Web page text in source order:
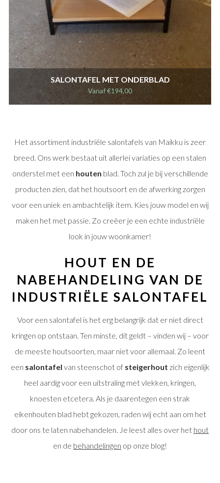
SALONTAFEL MET ONDERBLAD
Vanaf€194,00
Het assortiment industriële salontafels van Maikku is zeer
breed. Ons werk bestaat uit allerlei variaties op een stalen
onderstel met een houten blad. Toch zul je bij verschillende
producten zien, dat het houtsoort en de afwerking zorgen
voor een uniek en ambachtelijk item. Kies jouw model en wij
maken het met passie. Zo creëer je een echte industriële
look in jouw woonkamer!
HOUT EN DE
NABEHANDELING VAN DE
INDUSTRIËLE SALONTAFEL
Voor een salontafel is het erg belangrijk dat er niet direct
kringen op ontstaan. Ten minste, dit geldt – vinden wij – voor
de meeste houtsoorten, maar niet voor allemaal. Zo leent
een salontafel van steenschot of steigerhout zich eigenlijk
heel aardig voor een uitstraling met vlekken, kringen,
knoesten etcetera. Als je daarentegen een strak
eikenhouten blad hebt gekozen, raden wij echt aan om het
door ons te laten nabehandelen. Je leest alles over het hout
en de behandelingen op onze blog!